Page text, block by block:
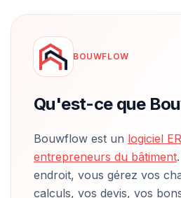
BOUWFLOW
Qu'est-ce que
Bouwflow est un logiciel
entrepreneurs du bâtiment
endroit, vous gérez vos
calculs, vos devis, vos